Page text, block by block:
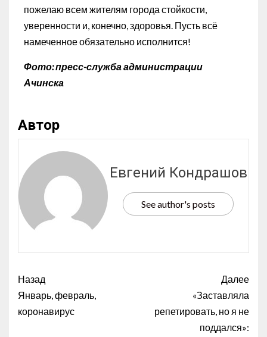
пожелаю всем жителям города стойкости,
уверенности и, конечно, здоровья. Пусть всё
намеченное обязательно исполнится!
Фото: пресс-служба администрации
Ачинска
Автор
Евгений Кондрашов
See author's posts
Назад
Январь, февраль,
коронавирус
Далее
«Заставляла
репетировать, но я не
поддался»: